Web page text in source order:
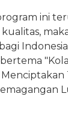
ini